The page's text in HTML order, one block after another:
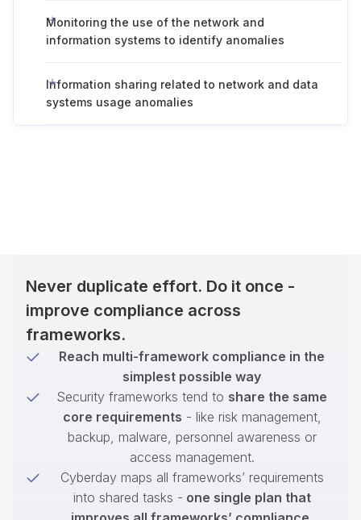
Monitoring the use of the network and
information systems to identify anomalies
Information sharing related to network and data
systems usage anomalies
Never duplicate effort. Do it once -
improve compliance across
frameworks.
Reach multi-framework compliance in the
simplest possible way
Security frameworks tend to share the same
core requirements - like risk management,
backup, malware, personnel awareness or
access management.
Cyberday maps all frameworks’ requirements
into shared tasks - one single plan that